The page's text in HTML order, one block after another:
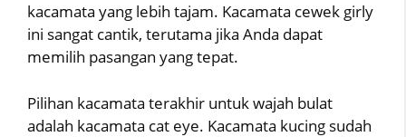
kacamata yang lebih tajam. Kacamata cewek girly
ini sangat cantik, terutama jika Anda dapat
memilih pasangan yang tepat.
Pilihan kacamata terakhir untuk wajah bulat
adalah kacamata cat eye. Kacamata kucing sudah